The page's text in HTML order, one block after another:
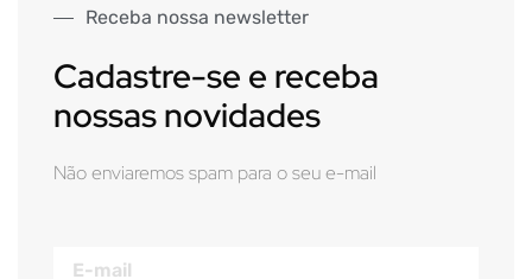
Receba nossa newsletter
Cadastre-se e receba
nossas novidades
Não enviaremos spam para o seu e-mail